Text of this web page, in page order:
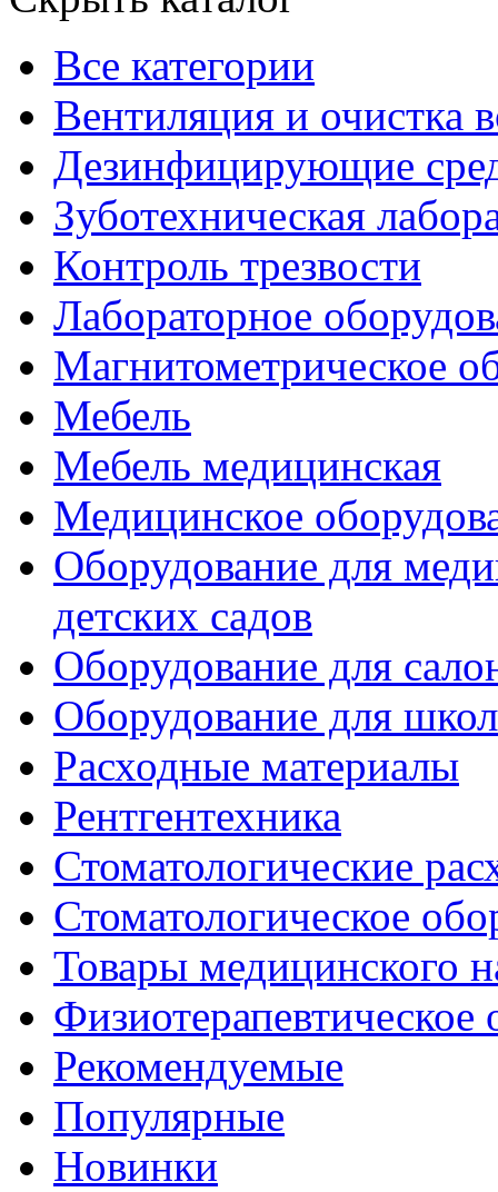
Все категории
Вентиляция и очистка
Дезинфицирующие
Зуботехническая
Контроль трезвости
Лабораторное
Магнитометрическое
Мебель
Мебель медицинская
Медицинское
Оборудование для
детских садов
Оборудование для
Оборудование для
Расходные материалы
Рентгентехника
Стоматологические
Стоматологическое
Товары медицинского
Физиотерапевтическое
Рекомендуемые
Популярные
Новинки